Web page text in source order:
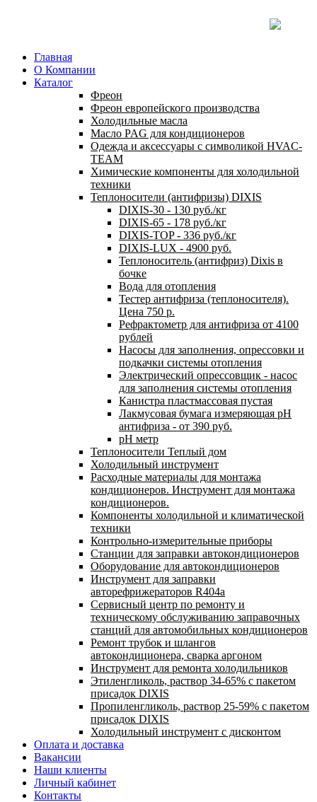
Главная
О Компании
Каталог
Фреон
Фреон европейского производства
Холодильные масла
Масло PAG для кондиционеров
Одежда и аксессуары с символикой HVAC-
TEAM
Химические компоненты для холодильной
техники
Теплоносители (антифризы) DIXIS
DIXIS-30 - 130 руб./кг
DIXIS-65 - 178 руб./кг
DIXIS-ТОP - 336 руб./кг
DIXIS-LUX - 4900 руб.
Теплоноситель (антифриз) Dixis в
бочке
Вода для отопления
Тестер антифриза (теплоносителя).
Цена 750 р.
Рефрактометр для антифриза от 4100
рублей
Насосы для заполнения, опрессовки и
подкачки системы отопления
Электрический опрессовщик - насос
для заполнения системы отопления
Канистра пластмассовая пустая
Лакмусовая бумага измеряющая pH
антифриза - от 390 руб.
pH метр
Теплоносители Теплый дом
Холодильный инструмент
Расходные материалы для монтажа
кондиционеров. Инструмент для монтажа
кондиционеров.
Компоненты холодильной и климатической
техники
Контрольно-измерительные приборы
Станции для заправки автокондиционеров
Оборудование для автокондиционеров
Инструмент для заправки
авторефрижераторов R404a
Сервисный центр по ремонту и
техническому обслуживанию заправочных
станций для автомобильных кондиционеров
Ремонт трубок и шлангов
автокондиционера, сварка аргоном
Инструмент для ремонта холодильников
Этиленгликоль, раствор 34-65% с пакетом
присадок DIXIS
Пропиленгликоль, раствор 25-59% с пакетом
присадок DIXIS
Холодильный инструмент с дисконтом
Оплата и доставка
Вакансии
Наши клиенты
Личный кабинет
Контакты